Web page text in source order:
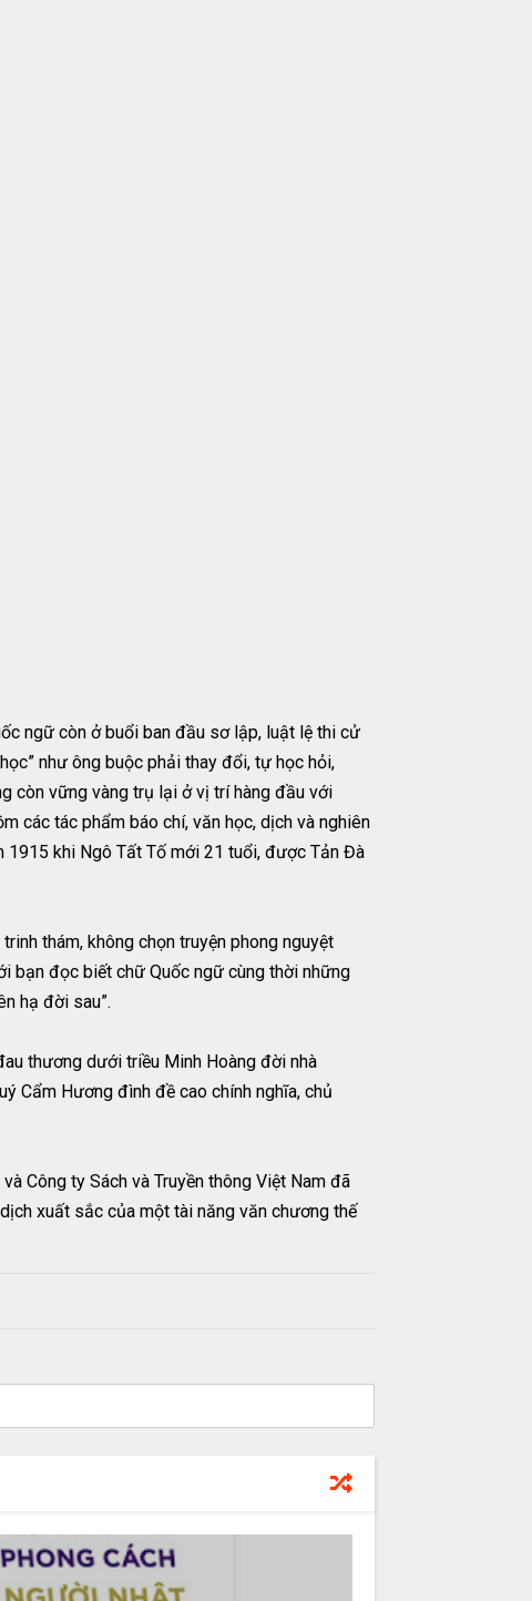
ngữ còn ở buổi ban đầu sơ lập, luật lệ thi cử
như ông buộc phải thay đổi, tự học hỏi,
còn vững vàng trụ lại ở vị trí hàng đầu với
các tác phẩm báo chí, văn học, dịch và nghiên
khi Ngô Tất Tố mới 21 tuổi, được Tản Đà
thám, không chọn truyện phong nguyệt
bạn đọc biết chữ Quốc ngữ cùng thời những
hạ đời sau”.
thương dưới triều Minh Hoàng đời nhà
Cẩm Hương đình đề cao chính nghĩa, chủ
Công ty Sách và Truyền thông Việt Nam đã
xuất sắc của một tài năng văn chương thế